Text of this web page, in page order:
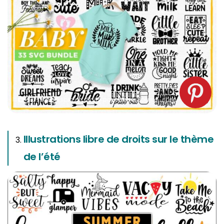
Illustration libre de droits pour bébé. Source : spm
Illustrations libre de droits sur le thème
de l’été